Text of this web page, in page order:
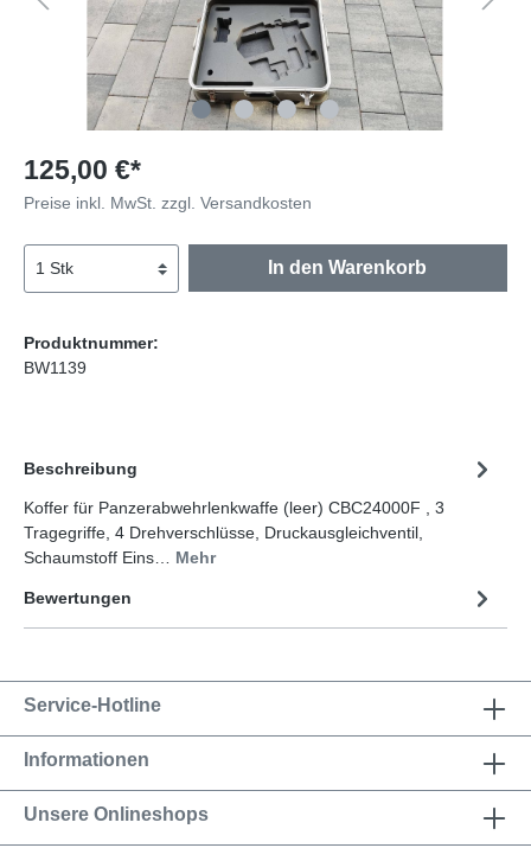
125,00 €*
Preise inkl. MwSt. zzgl. Versandkosten
In den Warenkorb
Produktnummer:
BW1139
Beschreibung
Koffer für Panzerabwehrlenkwaffe (leer) CBC24000F , 3
Tragegriffe, 4 Drehverschlüsse, Druckausgleichventil,
Schaumstoff Eins… Mehr
Bewertungen
Service-Hotline
Informationen
Unsere Onlineshops